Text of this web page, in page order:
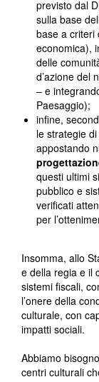
previsto dal
sulla base
base a criteri
economica),
delle
d’azione del
– e
Paesaggio);
infine,
le strategie
appostando
questi ultimi
pubblico e
verificati
per
Insomma, allo
e della regia e il
sistemi fiscali,
l’onere della
culturale, con
impatti sociali.
Abbiamo
centri culturali